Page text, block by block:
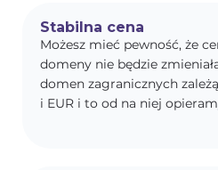
Stabilna cena
Możesz mieć pewność, że
domeny nie będzie
domen zagranicznych
i EUR i to od na niej